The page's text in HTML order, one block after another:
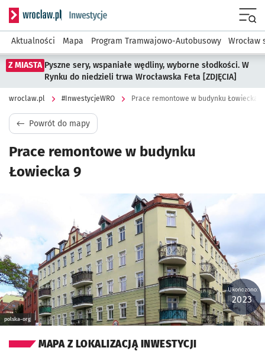
Serwis informacyjny wroclaw.pl podserwis:
Aktualności Mapa Program Tramwajowo-Autobusowy Wrocław
Z MIASTA Pyszne sery, wspaniałe wędliny, wyborne słodkości. W
Rynku do niedzieli trwa Wrocławska Feta [ZDJĘCIA]
wroclaw.pl #InwestycjeWRO Prace remontowe w budynku Łowiecka 9
Powrót do mapy
Prace remontowe w budynku
Łowiecka 9
polska-org
Ukończono:
2023
MAPA Z LOKALIZACJĄ INWESTYCJI